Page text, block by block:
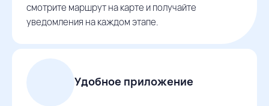
смотрите маршрут на карте и получайте
уведомления на каждом этапе.
Удобное приложение